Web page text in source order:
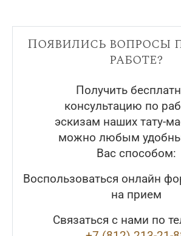
Появились вопросы
работе?
Получить
консультацию по
эскизам наших тату-
можно любым
Вас способом:
Воспользоваться онлайн
на прием
Связаться с нами по